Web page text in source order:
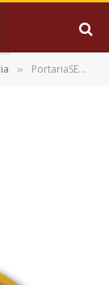
» PortariaSEMTEPSmarço